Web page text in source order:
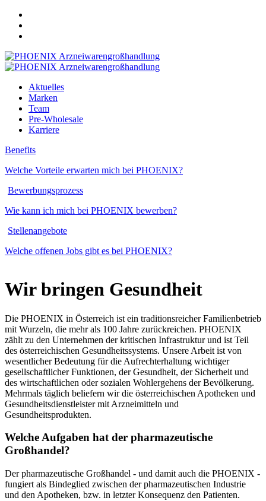
Aktuelles
Marken
Team
Pre-Wholesale
Karriere
Welche Vorteile erwar­ten mich bei PHOENIX?
Benefits
Wie kann ich mich bei PHOENIX bewerben?
Bewerbungsprozess
Welche offenen Jobs gibt es bei PHOENIX?
Stellenangebote
Wir bringen Gesundheit
Die PHOENIX in Österreich ist ein traditionsreicher Familienbetrieb
mit Wurzeln, die mehr als 100 Jahre zurückreichen. PHOENIX
zählt zu den Unternehmen der kritischen Infrastruktur und ist Teil
des österreichischen Gesundheitssystems. Unsere Arbeit ist von
wesentlicher Bedeutung für die Aufrechterhaltung wichtiger
gesellschaftlicher Funktionen, der Gesundheit, der Sicherheit und
des wirtschaftlichen oder sozialen Wohlergehens der Bevölkerung.
Mehrmals täglich beliefern wir die österreichischen Apotheken und
Gesundheitsdienstleister mit Arzneimitteln und
Gesundheitsprodukten.
Welche Aufgaben hat der pharmazeutische
Großhandel?
Der pharmazeutische Großhandel - und damit auch die PHOENIX -
fungiert als Bindeglied zwischen der pharmazeutischen Industrie
und den Apotheken, bzw. in letzter Konsequenz den Patienten.